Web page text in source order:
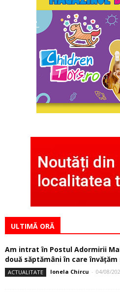
ULTIMĂ ORĂ
Am intrat în Postul Adormirii
două săptămâni în care învăţăm
ACTUALITATE Ionela Chircu - 04/08/